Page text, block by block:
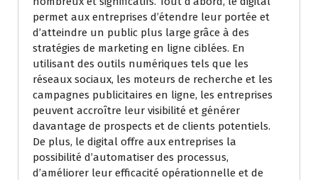
permet aux entreprises d’étendre leur portée et
d’atteindre un public plus large grâce à des
stratégies de marketing en ligne ciblées. En
utilisant des outils numériques tels que les
réseaux sociaux, les moteurs de recherche et les
campagnes publicitaires en ligne, les entreprises
peuvent accroître leur visibilité et générer
davantage de prospects et de clients potentiels.
De plus, le digital offre aux entreprises la
possibilité d’automatiser des processus,
d’améliorer leur efficacité opérationnelle et de